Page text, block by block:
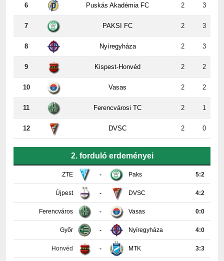
7 PAKSI FC 2 3
8 Nyíregyháza 2 3
9 Kispest-Honvéd 2 2
10 Vasas 2 2
11 Ferencvárosi TC 2 1
12 DVSC 2 0
ZTE - Paks
Újpest DVSC 4:2
Ferencváros Vasas 0:0
Győr Nyíregyháza 4:0
Honvéd MTK 3:3
PAFC Kisvárda 0:2